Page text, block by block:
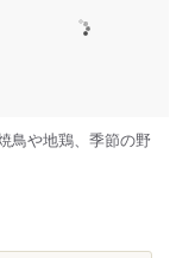
鳥や地鶏、季節の野